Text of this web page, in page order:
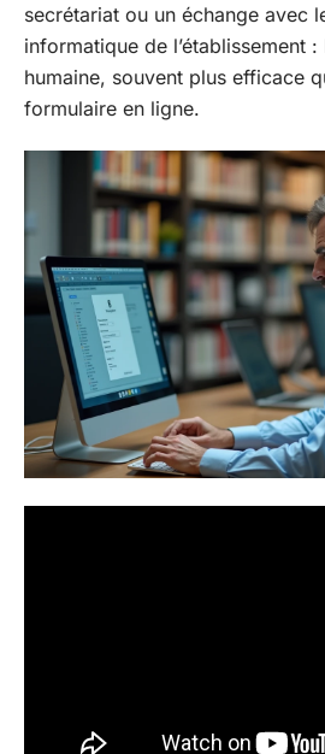
secrétariat ou un échange avec
informatique de l’établissement
humaine, souvent plus efficace
formulaire en ligne.